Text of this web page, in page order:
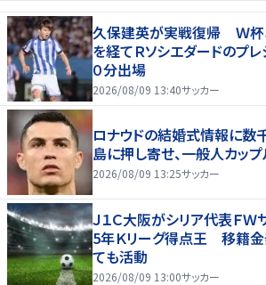
久保建英が実戦復帰 Ｗ杯
を経てＲソシエダードのプ
０分出場
2026/08/09 13:40サッカー
ロナウドの結婚式情報に数
島に押し寄せ、一般人カッ
2026/08/09 13:25サッカー
Ｊ１Ｃ大阪がシリア代表Ｆ
5年Ｋリーグ得点王 移籍
ても活動
2026/08/09 13:00サッカー